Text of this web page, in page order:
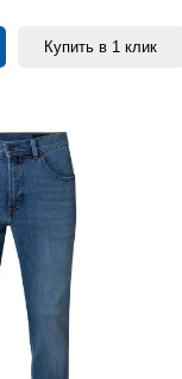
Купить в 1 клик